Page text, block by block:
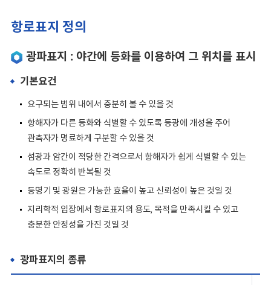
항로표지 정의
광파표지 : 야간에 등화를 이용하여 그 위치를 표시
기본요건
요구되는 범위 내에서 충분히 볼 수 있을 것
항해자가 다른 등화와 식별할 수 있도록 등광에 개성을 주어
관측자가 명료하게 구분할 수 있을 것
섬광과 암간이 적당한 간격으로서 항해자가 쉽게 식별할 수 있는
속도로 정확히 반복될 것
등명기 및 광원은 가능한 효율이 높고 신뢰성이 높은 것일 것
지리학적 입장에서 항로표지의 용도, 목적을 만족시킬 수 있고
충분한 안정성을 가진 것일 것
광파표지의 종류